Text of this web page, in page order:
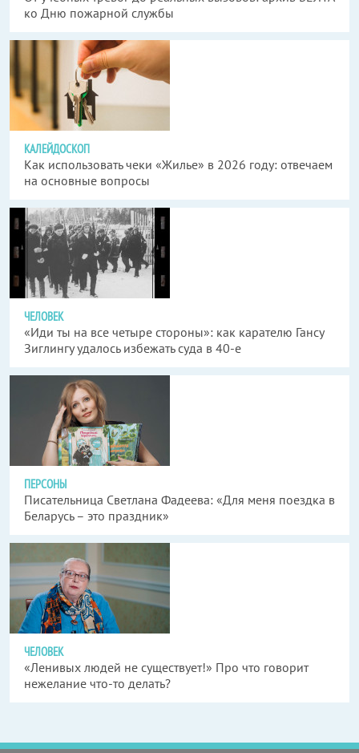
ко Дню пожарной службы
КАЛЕЙДОСКОП
Как использовать чеки «Жилье» в 2026 году: отвечаем
на основные вопросы
ЧЕЛОВЕК
«Иди ты на все четыре стороны»: как карателю Гансу
Зиглингу удалось избежать суда в 40-е
ПЕРСОНЫ
Писательница Светлана Фадеева: «Для меня поездка в
Беларусь – это праздник»
ЧЕЛОВЕК
«Ленивых людей не существует!» Про что говорит
нежелание что-то делать?